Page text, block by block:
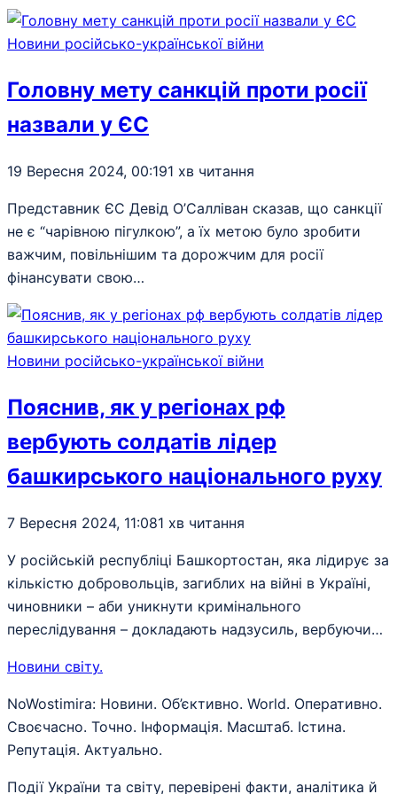
Новини російсько-української війни
Головну мету санкцій проти росії
назвали у ЄС
19 Вересня 2024, 00:191 хв читання
Представник ЄС Девід О’Салліван сказав, що санкції
не є “чарівною пігулкою”, а їх метою було зробити
важчим, повільнішим та дорожчим для росії
фінансувати свою…
Новини російсько-української війни
Пояснив, як у регіонах рф
вербують солдатів лідер
башкирського національного руху
7 Вересня 2024, 11:081 хв читання
У російській республіці Башкортостан, яка лідирує за
кількістю добровольців, загиблих на війні в Україні,
чиновники – аби уникнути кримінального
переслідування – докладають надзусиль, вербуючи…
Новини світу.
NoWostimira: Новини. Об’єктивно. World. Оперативно.
Своєчасно. Точно. Інформація. Масштаб. Істина.
Репутація. Актуально.
Події України та світу, перевірені факти, аналітика й